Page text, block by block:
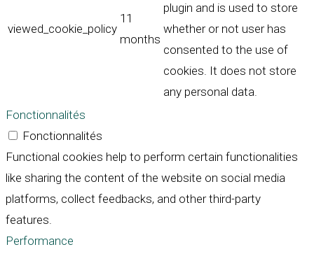
viewed_cookie_policy
11
months
plugin and is used to store
whether or not user has
consented to the use of
cookies. It does not store
any personal data.
Fonctionnalités
Fonctionnalités
Functional cookies help to perform certain functionalities
like sharing the content of the website on social media
platforms, collect feedbacks, and other third-party
features.
Performance